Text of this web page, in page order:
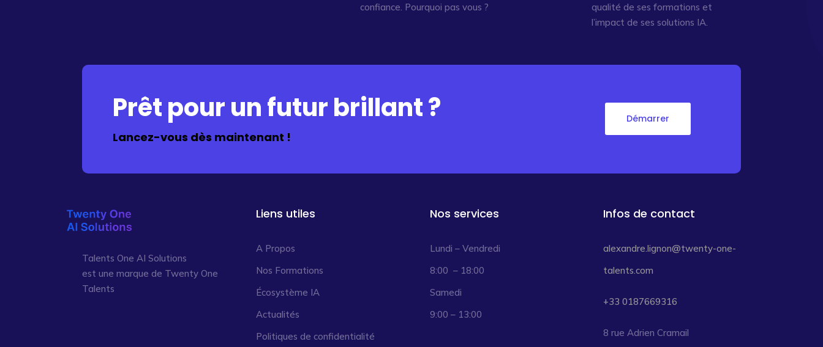
confiance. Pourquoi pas vous ?
qualité de ses formations et
l’impact de ses solutions IA.
Prêt pour un futur brillant ?
Lancez-vous dès maintenant !
Démarrer
Talents One AI Solutions
est une marque de Twenty One
Talents
Liens utiles
A Propos
Nos Formations
Écosystème IA
Actualités
Politiques de confidentialité
Nos services
Lundi – Vendredi
8:00 – 18:00
Samedi
9:00 – 13:00
Infos de contact
alexandre.lignon@twenty-one-
talents.com
+33 0187669316
8 rue Adrien Cramail